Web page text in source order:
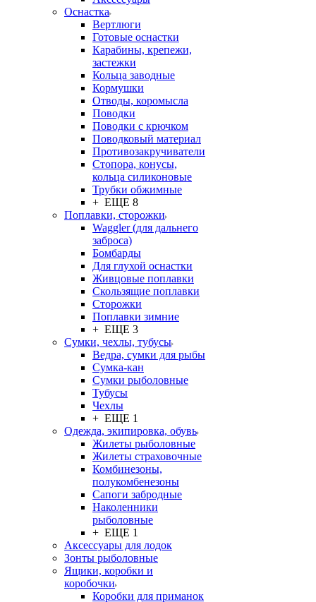
Оснастка
Вертлюги
Готовые оснастки
Карабины, крепежи,
застежки
Кольца заводные
Кормушки
Отводы, коромысла
Поводки
Поводки с крючком
Поводковый материал
Противозакручиватели
Стопора, конусы,
кольца силиконовые
Трубки обжимные
+ ЕЩЕ 8
Поплавки, сторожки
Waggler (для дальнего
заброса)
Бомбарды
Для глухой оснастки
Живцовые поплавки
Скользящие поплавки
Сторожки
Поплавки зимние
+ ЕЩЕ 3
Сумки, чехлы, тубусы
Ведра, сумки для рыбы
Сумка-кан
Сумки рыболовные
Тубусы
Чехлы
+ ЕЩЕ 1
Одежда, экипировка, обувь
Жилеты рыболовные
Жилеты страховочные
Комбинезоны,
полукомбенезоны
Сапоги забродные
Наколенники
рыболовные
+ ЕЩЕ 1
Аксессуары для лодок
Зонты рыболовные
Ящики, коробки и
коробочки
Коробки для приманок